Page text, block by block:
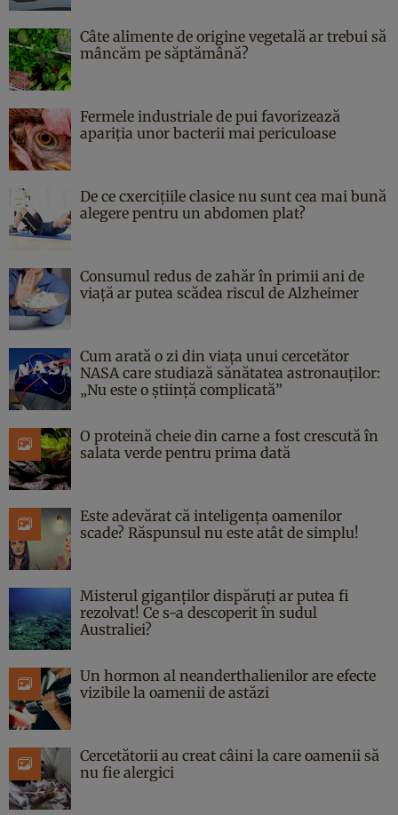
Câte alimente de origine vegetală ar trebui să
mâncăm pe săptămână?
Fermele industriale de pui favorizează
apariția unor bacterii mai periculoase
De ce cxercițiile clasice nu sunt cea mai bună
alegere pentru un abdomen plat?
Consumul redus de zahăr în primii ani de
viață ar putea scădea riscul de Alzheimer
Cum arată o zi din viața unui cercetător
NASA care studiază sănătatea astronauților:
„Nu este o știință complicată”
O proteină cheie din carne a fost crescută în
salata verde pentru prima dată
Este adevărat că inteligența oamenilor
scade? Răspunsul nu este atât de simplu!
Misterul giganților dispăruți ar putea fi
rezolvat! Ce s-a descoperit în sudul
Australiei?
Un hormon al neanderthalienilor are efecte
vizibile la oamenii de astăzi
Cercetătorii au creat câini la care oamenii să
nu fie alergici